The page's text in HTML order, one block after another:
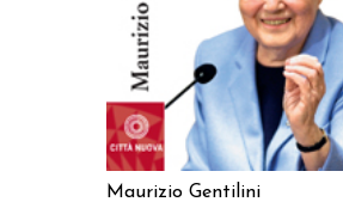
Maurizio Gentilini